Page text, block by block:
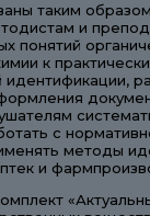
таким
и
понятий
к
с
методы
и